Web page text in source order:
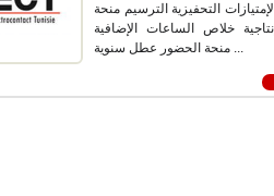
التحفيزية الترسيم منحة
خلاص الساعات الإضافية
منحة الحضور عطل سنوية ...